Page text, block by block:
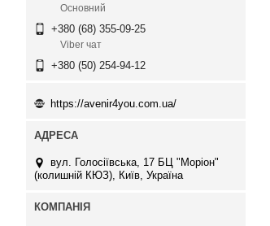
Основний
+380 (68) 355-09-25
Viber чат
+380 (50) 254-94-12
https://avenir4you.com.ua/
вул. Голосіївська, 17 БЦ "Моріон"
(колишній КЮЗ), Київ, Україна